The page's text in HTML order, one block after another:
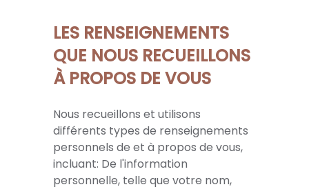
LES RENSEIGNEMENTS
QUE NOUS RECUEILLONS
À PROPOS DE VOUS
Nous recueillons et utilisons
différents types de renseignements
personnels de et à propos de vous,
incluant: De l'information
personnelle, telle que votre nom,